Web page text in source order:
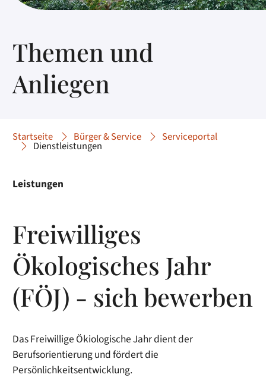
Themen und
Anliegen
Startseite Bürger & Service Serviceportal
Dienstleistungen
Leistungen
Freiwilliges
Ökologisches Jahr
(FÖJ) - sich bewerben
Das Freiwillige Ökiologische Jahr dient der
Berufsorientierung und fördert die
Persönlichkeitsentwicklung.